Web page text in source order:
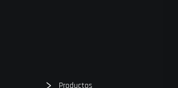
Productos